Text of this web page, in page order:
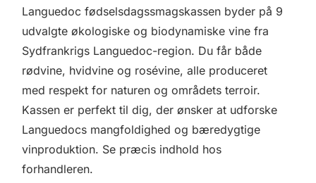
Languedoc fødselsdagssmagskassen byder på 9
udvalgte økologiske og biodynamiske vine fra
Sydfrankrigs Languedoc-region. Du får både
rødvine, hvidvine og rosévine, alle produceret
med respekt for naturen og områdets terroir.
Kassen er perfekt til dig, der ønsker at udforske
Languedocs mangfoldighed og bæredygtige
vinproduktion. Se præcis indhold hos
forhandleren.